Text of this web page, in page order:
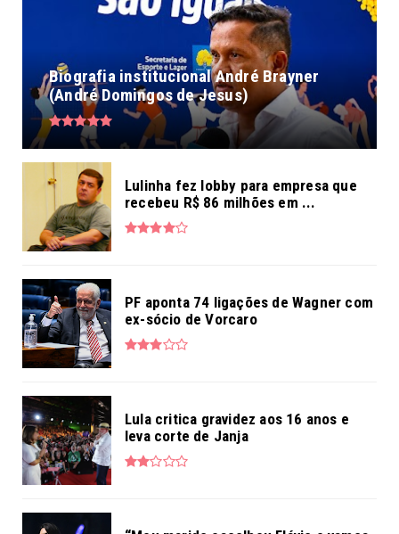
Biografia institucional André Brayner
(André Domingos de Jesus)
Lulinha fez lobby para empresa que
recebeu R$ 86 milhões em ...
PF aponta 74 ligações de Wagner com
ex-sócio de Vorcaro
Lula critica gravidez aos 16 anos e
leva corte de Janja